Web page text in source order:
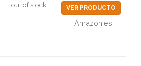
out of stock VER PRODUCTO
Amazon.es